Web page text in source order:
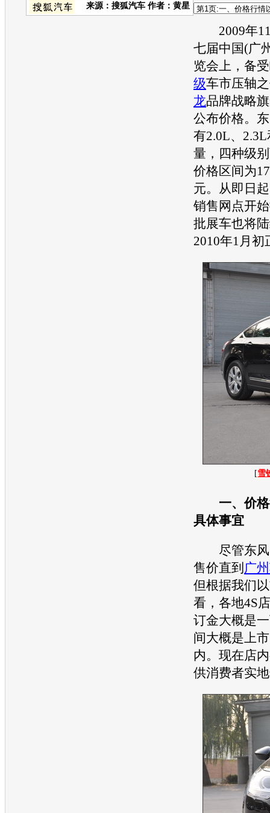
来源： 搜狐汽车 作者：黄星
2009年11
七届中国(广
览会上，备
级车市压轴
龙品牌战略
公布价格。
有2.0L、
量，四种级
价格区间为
元。从即日
销售网点开
批展车也将
2010年1月初
[雪
一、价
具体事宜
尽管东
售价直到 广
但根据我们
看，各地4S
订金大概是
间大概是上
内。现在店
供消费者实